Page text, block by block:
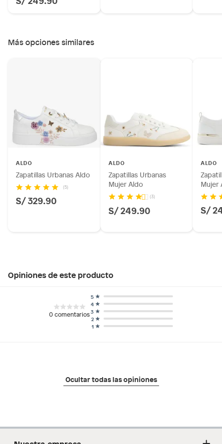
Más opciones similares
ALDO
Zapatillas Urbanas Aldo
(5)
S/ 329.90
ALDO
Zapatillas Urbanas
Mujer Aldo
(3)
S/ 249.90
ALDO
Mujer
S/
Opiniones de este producto
0comentarios
1
2
3
4
5
Ocultar todas las opiniones